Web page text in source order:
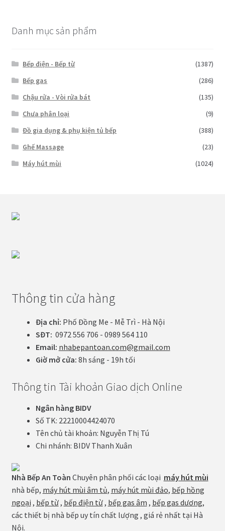
Danh mục sản phẩm
Bếp điện - Bếp từ
(1387)
Bếp gas
(286)
Chậu rửa - Vòi rửa bát
(135)
Chưa phân loại
(9)
Đồ gia dụng & phụ kiện tủ bếp
(388)
Ghế Massage
(23)
Máy hút mùi
(1024)
Thông tin cửa hàng
Địa chỉ: Phố Đồng Me - Mễ Trì - Hà Nội
SĐT: 0972 556 706 - 0989 564 110
Email: nhabepantoan.com@gmail.com
Giờ mở cửa: 8h sáng - 19h tối
Thông tin Tài khoản Giao dịch Online
Ngân hàng BIDV
Số TK: 22210004424070
Tên chủ tài khoản: Nguyễn Thị Tú
Chi nhánh: BIDV Thanh Xuân
Nhà Bếp An Toàn Chuyên phân phối các loại máy hút mùi
nhà bếp, máy hút mùi âm tủ, máy hút mùi đảo, bếp hồng
ngoại , bếp từ, bếp điện từ, bếp gas âm , bếp gas dương,
các thiết bị nhà bếp uy tín chất lượng , giá rẻ nhất tại Hà
Nội.